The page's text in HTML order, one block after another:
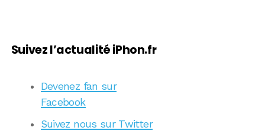
Suivez l’actualité iPhon.fr
Devenez fan sur
Facebook
Suivez nous sur Twitter